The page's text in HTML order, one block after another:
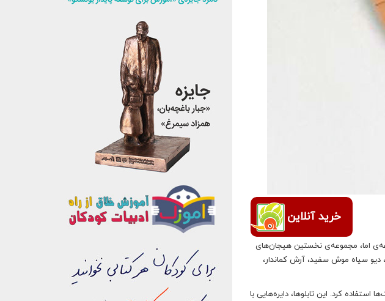
خرید آنلاین
اما، مجموعه‌ی نخستین هیجان‌های
دیو سیاه موش سفید، آرش کماندار،
کرد. این تابلوها، دایره‌هایی با